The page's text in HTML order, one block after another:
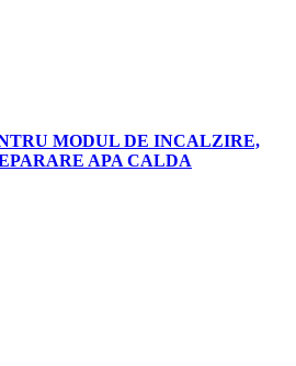
MODUL DE INCALZIRE,
APA CALDA